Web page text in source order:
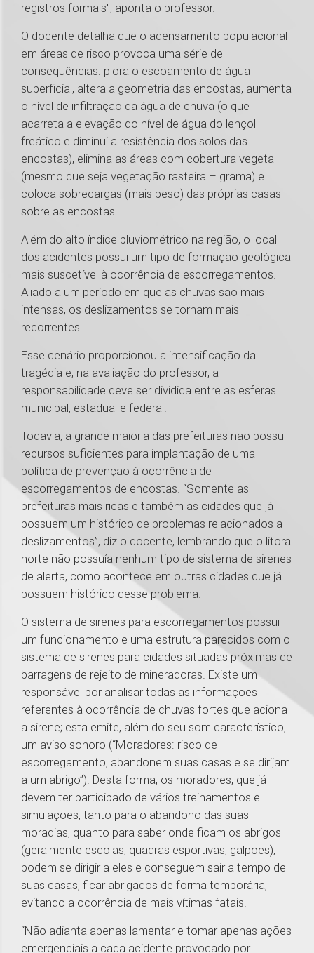
registros formais", aponta o professor.
O docente detalha que o adensamento populacional
em áreas de risco provoca uma série de
consequências: piora o escoamento de água
superficial, altera a geometria das encostas, aumenta
o nível de infiltração da água de chuva (o que
acarreta a elevação do nível de água do lençol
freático e diminui a resistência dos solos das
encostas), elimina as áreas com cobertura vegetal
(mesmo que seja vegetação rasteira – grama) e
coloca sobrecargas (mais peso) das próprias casas
sobre as encostas.
Além do alto índice pluviométrico na região, o local
dos acidentes possui um tipo de formação geológica
mais suscetível à ocorrência de escorregamentos.
Aliado a um período em que as chuvas são mais
intensas, os deslizamentos se tornam mais
recorrentes.
Esse cenário proporcionou a intensificação da
tragédia e, na avaliação do professor, a
responsabilidade deve ser dividida entre as esferas
municipal, estadual e federal.
Todavia, a grande maioria das prefeituras não possui
recursos suficientes para implantação de uma
política de prevenção à ocorrência de
escorregamentos de encostas. “Somente as
prefeituras mais ricas e também as cidades que já
possuem um histórico de problemas relacionados a
deslizamentos”, diz o docente, lembrando que o litoral
norte não possuía nenhum tipo de sistema de sirenes
de alerta, como acontece em outras cidades que já
possuem histórico desse problema.
O sistema de sirenes para escorregamentos possui
um funcionamento e uma estrutura parecidos com o
sistema de sirenes para cidades situadas próximas de
barragens de rejeito de mineradoras. Existe um
responsável por analisar todas as informações
referentes à ocorrência de chuvas fortes que aciona
a sirene; esta emite, além do seu som característico,
um aviso sonoro (“Moradores: risco de
escorregamento, abandonem suas casas e se dirijam
a um abrigo”). Desta forma, os moradores, que já
devem ter participado de vários treinamentos e
simulações, tanto para o abandono das suas
moradias, quanto para saber onde ficam os abrigos
(geralmente escolas, quadras esportivas, galpões),
podem se dirigir a eles e conseguem sair a tempo de
suas casas, ficar abrigados de forma temporária,
evitando a ocorrência de mais vítimas fatais.
“Não adianta apenas lamentar e tomar apenas ações
emergenciais a cada acidente provocado por